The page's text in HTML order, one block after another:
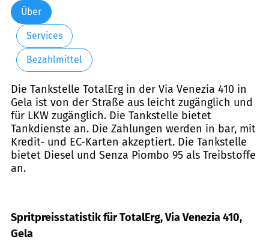
Über
Services
Bezahlmittel
Die Tankstelle TotalErg in der Via Venezia 410 in
Gela ist von der Straße aus leicht zugänglich und
für LKW zugänglich. Die Tankstelle bietet
Tankdienste an. Die Zahlungen werden in bar, mit
Kredit- und EC-Karten akzeptiert. Die Tankstelle
bietet Diesel und Senza Piombo 95 als Treibstoffe
an.
Spritpreisstatistik für TotalErg, Via Venezia 410,
Gela